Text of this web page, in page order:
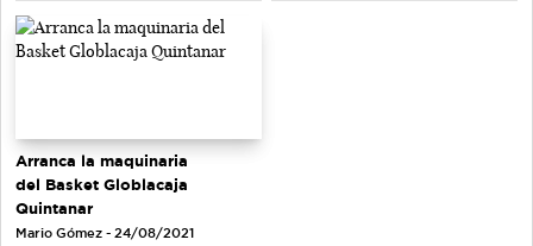
Arranca la maquinaria
del Basket Globlacaja
Quintanar
Mario Gómez - 24/08/2021